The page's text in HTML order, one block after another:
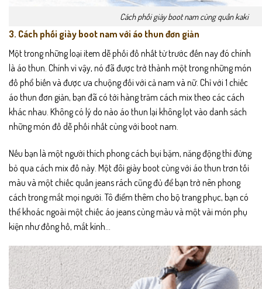
Cách phối giày boot nam cùng quần kaki
3. Cách phối giày boot nam với áo thun đơn giản
Một trong những loại item dễ phối đồ nhất từ trước đến nay đó chính
là áo thun. Chính vì vậy, nó đã được trở thành một trong những món
đồ phổ biến và được ưa chuộng đối với cả nam và nữ. Chỉ với 1 chiếc
áo thun đơn giản, bạn đã có tới hàng trăm cách mix theo các cách
khác nhau. Không có lý do nào áo thun lại không lọt vào danh sách
những món đồ dễ phối nhất cùng với boot nam
Nếu bạn là một người thích phong cách bụi bặm, năng động thì đừng
bỏ qua cách mix đồ này. Một đôi giày boot cùng với áo thun trơn tối
màu và một chiếc quần jeans rách cũng đủ để bạn trở nên phong
cách trong mắt mọi người. Tô điểm thêm cho bộ trang phục, bạn có
thể khoác ngoài một chiếc áo jeans cùng màu và một vài món phụ
kiện như đồng hồ, mắt kính…